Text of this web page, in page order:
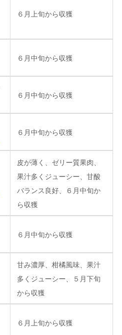
６月上旬から収獲
６月中旬から収獲
６月中旬から収獲
６月中旬から収獲
皮が薄く、ゼリー質果肉、
果汁多くジューシー、甘酸
バランス良好、
６月中旬か
ら収獲
６月中旬から収獲
甘み濃厚、柑橘風味、果汁
多くジューシー、５月下旬
から収獲
６月上旬から収獲